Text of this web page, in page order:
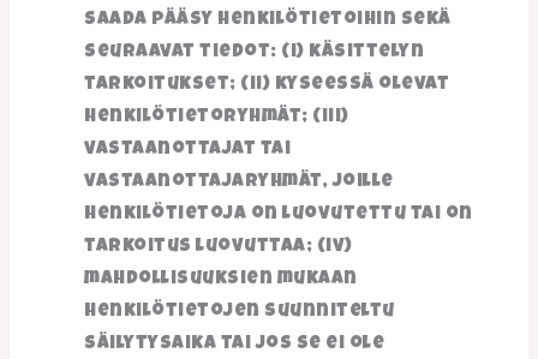
saada pääsy henkilötietoihin sekä
seuraavat tiedot: (i) käsittelyn
tarkoitukset; (ii) kyseessä olevat
henkilötietoryhmät; (iii)
vastaanottajat tai
vastaanottajaryhmät, joille
henkilötietoja on luovutettu tai on
tarkoitus luovuttaa; (iv)
mahdollisuuksien mukaan
henkilötietojen suunniteltu
säilytysaika tai jos se ei ole